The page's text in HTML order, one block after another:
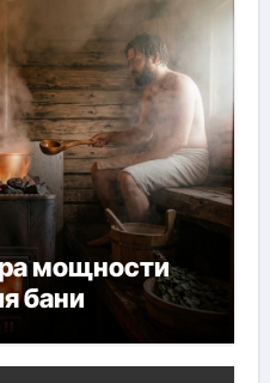
мощности
бани